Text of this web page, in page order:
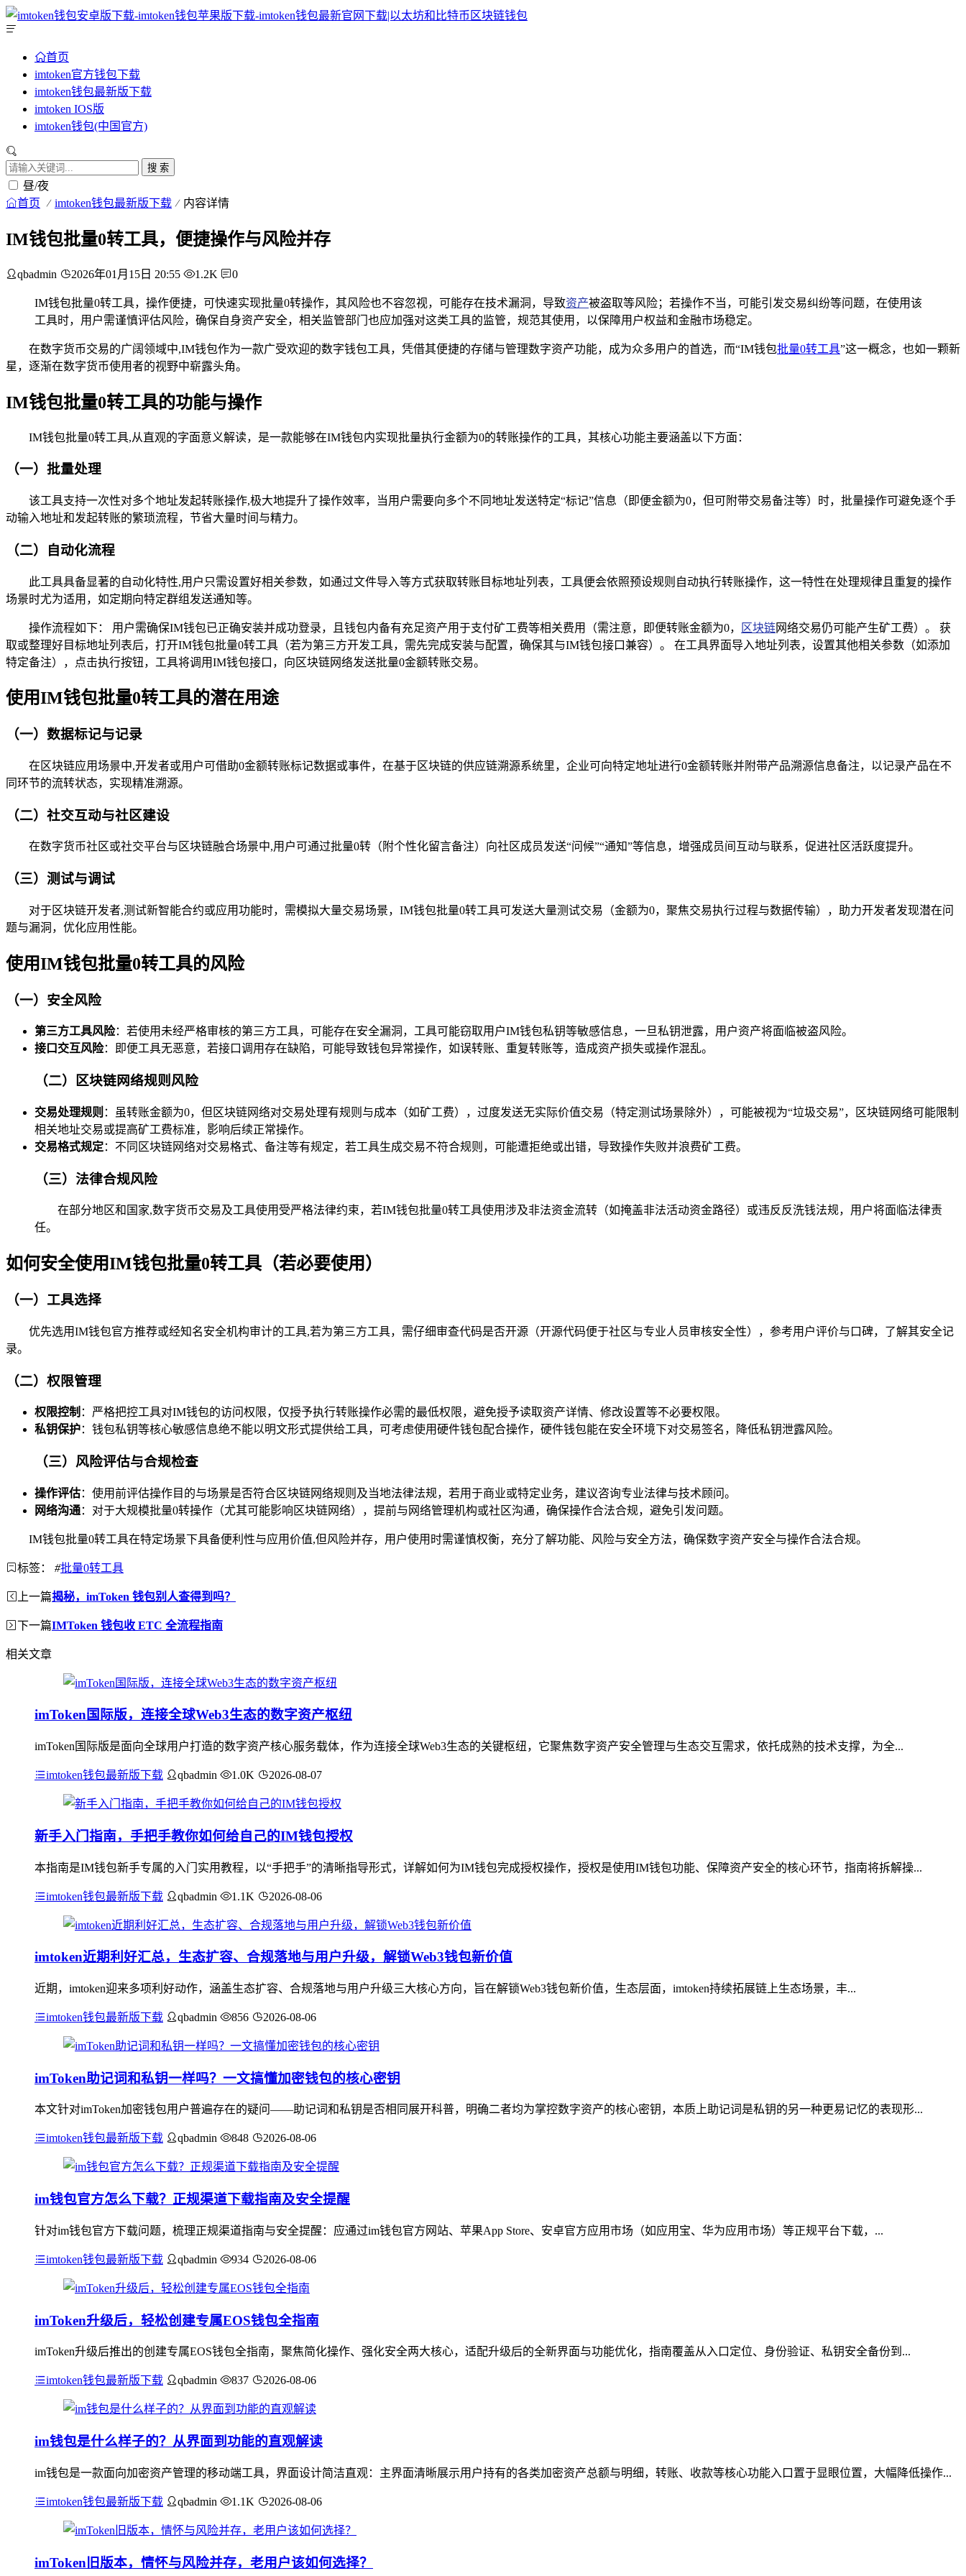
首页
imtoken官方钱包下载
imtoken钱包最新版下载
imtoken IOS版
imtoken钱包(中国官方)
搜 索
昼/夜
首页 imtoken钱包最新版下载 内容详情
IM钱包批量0转工具，便捷操作与风险并存
qbadmin 2026年01月15日 20:55 1.2K 0
IM钱包批量0转工具，操作便捷，可快速实现批量0转操作，其风险也不容忽视，可能存在技术漏洞，导致资产被盗取等风险；若操作不当，可能引发交易纠纷等问题，在使用该
工具时，用户需谨慎评估风险，确保自身资产安全，相关监管部门也应加强对这类工具的监管，规范其使用，以保障用户权益和金融市场稳定。
在数字货币交易的广阔领域中,IM钱包作为一款广受欢迎的数字钱包工具，凭借其便捷的存储与管理数字资产功能，成为众多用户的首选，而“IM钱包批量0转工具”这一概念，也如一颗新
星，逐渐在数字货币使用者的视野中崭露头角。
IM钱包批量0转工具的功能与操作
IM钱包批量0转工具,从直观的字面意义解读，是一款能够在IM钱包内实现批量执行金额为0的转账操作的工具，其核心功能主要涵盖以下方面：
（一）批量处理
该工具支持一次性对多个地址发起转账操作,极大地提升了操作效率，当用户需要向多个不同地址发送特定“标记”信息（即便金额为0，但可附带交易备注等）时，批量操作可避免逐个手
动输入地址和发起转账的繁琐流程，节省大量时间与精力。
（二）自动化流程
此工具具备显著的自动化特性,用户只需设置好相关参数，如通过文件导入等方式获取转账目标地址列表，工具便会依照预设规则自动执行转账操作，这一特性在处理规律且重复的操作
场景时尤为适用，如定期向特定群组发送通知等。
操作流程如下： 用户需确保IM钱包已正确安装并成功登录，且钱包内备有充足资产用于支付矿工费等相关费用（需注意，即便转账金额为0， 区块链网络交易仍可能产生矿工费）。 获
取或整理好目标地址列表后，打开IM钱包批量0转工具（若为第三方开发工具，需先完成安装与配置，确保其与IM钱包接口兼容）。 在工具界面导入地址列表，设置其他相关参数（如添加
特定备注），点击执行按钮，工具将调用IM钱包接口，向区块链网络发送批量0金额转账交易。
使用IM钱包批量0转工具的潜在用途
（一）数据标记与记录
在区块链应用场景中,开发者或用户可借助0金额转账标记数据或事件，在基于区块链的供应链溯源系统里，企业可向特定地址进行0金额转账并附带产品溯源信息备注，以记录产品在不
同环节的流转状态，实现精准溯源。
（二）社交互动与社区建设
在数字货币社区或社交平台与区块链融合场景中,用户可通过批量0转（附个性化留言备注）向社区成员发送“问候”“通知”等信息，增强成员间互动与联系，促进社区活跃度提升。
（三）测试与调试
对于区块链开发者,测试新智能合约或应用功能时，需模拟大量交易场景，IM钱包批量0转工具可发送大量测试交易（金额为0，聚焦交易执行过程与数据传输），助力开发者发现潜在问
题与漏洞，优化应用性能。
使用IM钱包批量0转工具的风险
（一）安全风险
第三方工具风险：若使用未经严格审核的第三方工具，可能存在安全漏洞，工具可能窃取用户IM钱包私钥等敏感信息，一旦私钥泄露，用户资产将面临被盗风险。
接口交互风险：即便工具无恶意，若接口调用存在缺陷，可能导致钱包异常操作，如误转账、重复转账等，造成资产损失或操作混乱。
（二）区块链网络规则风险
交易处理规则 ：虽转账金额为0，但区块链网络对交易处理有规则与成本（如矿工费），过度发送无实际价值交易（特定测试场景除外），可能被视为“垃圾交易”，区块链网络可能限制
相关地址交易或提高矿工费标准，影响后续正常操作。
交易格式规定：不同区块链网络对交易格式、备注等有规定，若工具生成交易不符合规则，可能遭拒绝或出错，导致操作失败并浪费矿工费。
（三）法律合规风险
在部分地区和国家,数字货币交易及工具使用受严格法律约束，若IM钱包批量0转工具使用涉及非法资金流转（如掩盖非法活动资金路径）或违反反洗钱法规，用户将面临法律责
任。
如何安全使用IM钱包批量0转工具（若必要使用）
（一）工具选择
优先选用IM钱包官方推荐或经知名安全机构审计的工具,若为第三方工具，需仔细审查代码是否开源（开源代码便于社区与专业人员审核安全性），参考用户评价与口碑，了解其安全记
录。
（二）权限管理
权限控制 ：严格把控工具对IM钱包的访问权限，仅授予执行转账操作必需的最低权限，避免授予读取资产详情、修改设置等不必要权限。
私钥保护：钱包私钥等核心敏感信息绝不能以明文形式提供给工具，可考虑使用硬件钱包配合操作，硬件钱包能在安全环境下对交易签名，降低私钥泄露风险。
（三）风险评估与合规检查
操作评估：使用前评估操作目的与场景是否符合区块链网络规则及当地法律法规，若用于商业或特定业务，建议咨询专业法律与技术顾问。
网络沟通：对于大规模批量0转操作（尤其可能影响区块链网络），提前与网络管理机构或社区沟通，确保操作合法合规，避免引发问题。
IM钱包批量0转工具在特定场景下具备便利性与应用价值,但风险并存，用户使用时需谨慎权衡，充分了解功能、风险与安全方法，确保数字资产安全与操作合法合规。
标签： #批量0转工具
上一篇揭秘，imToken 钱包别人查得到吗？
下一篇IMToken 钱包收 ETC 全流程指南
相关文章
imToken国际版，连接全球Web3生态的数字资产枢纽
imToken国际版是面向全球用户打造的数字资产核心服务载体，作为连接全球Web3生态的关键枢纽，它聚焦数字资产安全管理与生态交互需求，依托成熟的技术支撑，为全...
imtoken钱包最新版下载 qbadmin 1.0K 2026-08-07
新手入门指南，手把手教你如何给自己的IM钱包授权
本指南是IM钱包新手专属的入门实用教程，以“手把手”的清晰指导形式，详解如何为IM钱包完成授权操作，授权是使用IM钱包功能、保障资产安全的核心环节，指南将拆解操...
imtoken钱包最新版下载 qbadmin 1.1K 2026-08-06
imtoken近期利好汇总，生态扩容、合规落地与用户升级，解锁Web3钱包新价值
近期，imtoken迎来多项利好动作，涵盖生态扩容、合规落地与用户升级三大核心方向，旨在解锁Web3钱包新价值，生态层面，imtoken持续拓展链上生态场景，丰...
imtoken钱包最新版下载 qbadmin 856 2026-08-06
imToken助记词和私钥一样吗？一文搞懂加密钱包的核心密钥
本文针对imToken加密钱包用户普遍存在的疑问——助记词和私钥是否相同展开科普，明确二者均为掌控数字资产的核心密钥，本质上助记词是私钥的另一种更易记忆的表现形...
imtoken钱包最新版下载 qbadmin 848 2026-08-06
im钱包官方怎么下载？正规渠道下载指南及安全提醒
针对im钱包官方下载问题，梳理正规渠道指南与安全提醒：应通过im钱包官方网站、苹果App Store、安卓官方应用市场（如应用宝、华为应用市场）等正规平台下载，...
imtoken钱包最新版下载 qbadmin 934 2026-08-06
imToken升级后，轻松创建专属EOS钱包全指南
imToken升级后推出的创建专属EOS钱包全指南，聚焦简化操作、强化安全两大核心，适配升级后的全新界面与功能优化，指南覆盖从入口定位、身份验证、私钥安全备份到...
imtoken钱包最新版下载 qbadmin 837 2026-08-06
im钱包是什么样子的？从界面到功能的直观解读
im钱包是一款面向加密资产管理的移动端工具，界面设计简洁直观：主界面清晰展示用户持有的各类加密资产总额与明细，转账、收款等核心功能入口置于显眼位置，大幅降低操作...
imtoken钱包最新版下载 qbadmin 1.1K 2026-08-06
imToken旧版本，情怀与风险并存，老用户该如何选择？